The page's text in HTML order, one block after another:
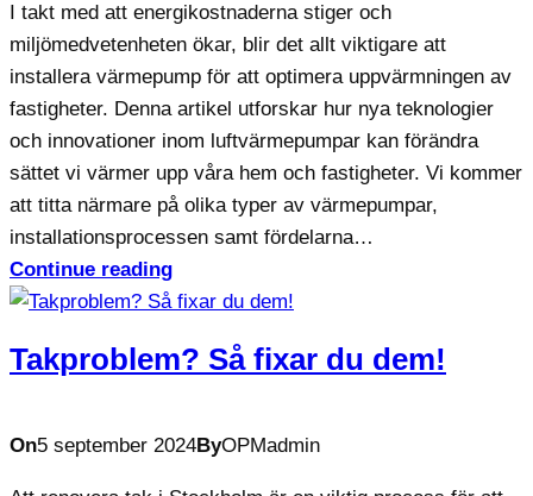
I takt med att energikostnaderna stiger och
miljömedvetenheten ökar, blir det allt viktigare att
installera värmepump för att optimera uppvärmningen av
fastigheter. Denna artikel utforskar hur nya teknologier
och innovationer inom luftvärmepumpar kan förändra
sättet vi värmer upp våra hem och fastigheter. Vi kommer
att titta närmare på olika typer av värmepumpar,
installationsprocessen samt fördelarna…
Continue reading
Takproblem? Så fixar du dem!
On5 september 2024ByOPMadmin